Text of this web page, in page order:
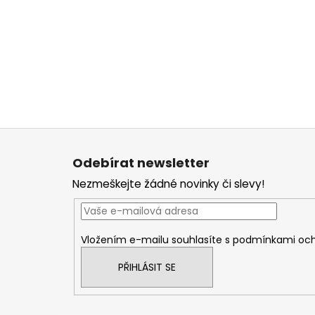
Odebírat newsletter
Nezmeškejte žádné novinky či slevy!
Vložením e-mailu souhlasíte s podmínkami
PŘIHLÁSIT SE